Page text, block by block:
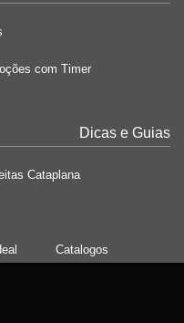
com Timer
Dicas e Guias
Cataplana
Catalogos